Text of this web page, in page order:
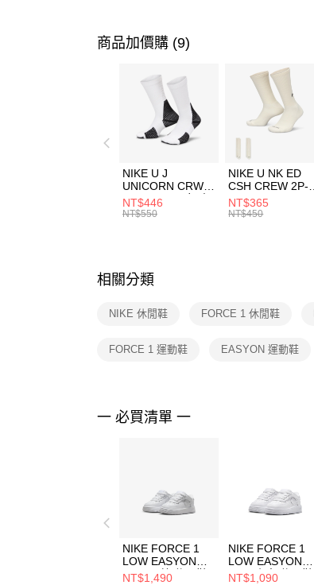
商品加價購 (9)
NIKE U J
UNICORN CRW
1PR -160 男女 中
統襪 FZ3393100
NT$446
NT$550
NIKE U NK ED
CSH CREW 2P-
144 EMBRDY 男
女 短統襪
NT$365
NT$450
相關分類
NIKE 休閒鞋 FORCE 1 休閒鞋
FORCE 1 運動鞋 EASYON 運動鞋
一 必買清單 一
NIKE FORCE 1
LOW EASYON
(TD) 嬰幼 休閒鞋
NT$1,490
NIKE FORCE 1
LOW EASYON
(TD) 小童 休閒鞋
NT$1,090